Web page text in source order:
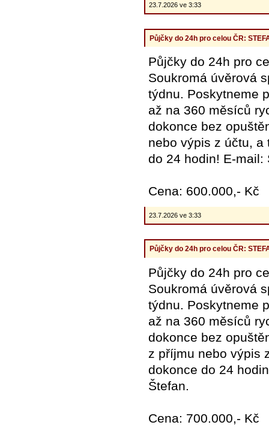
23.7.2026 ve 3:33
Půjčky do 24h pro celou ČR:
Půjčky do 24h pro
Soukromá úvěrová
týdnu. Poskytneme
až na 360 měsíců
dokonce bez
nebo výpis z účtu,
do 24 hodin! E-mail:
Cena: 600.000,- Kč
23.7.2026 ve 3:33
Půjčky do 24h pro celou ČR:
Půjčky do 24h pro
Soukromá úvěrová
týdnu. Poskytneme
až na 360 měsíců
dokonce bez
z příjmu nebo výpis
dokonce do 24
Štefan.
Cena: 700.000,- Kč